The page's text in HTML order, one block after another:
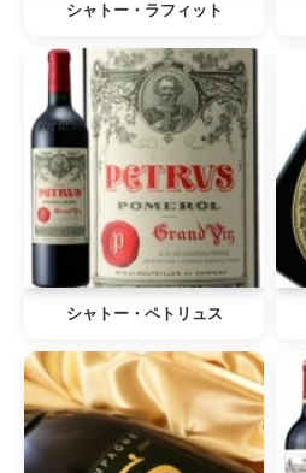
シャトー・ラフィット
シャトー・ペトリュス